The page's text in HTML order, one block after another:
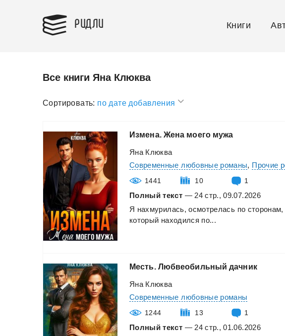
РИДЛИ Книги
Все книги Яна Клюква
Сортировать: по дате добавления
Измена. Жена моего мужа
Яна Клюква
Современные любовные романы, Прочие
1441 10 1
Полный текст — 24 стр., 09.07.2026
Я нахмурилась, осмотрелась по сторонам,
который находился по...
Месть. Любвеобильный дачник
Яна Клюква
Современные любовные романы
1244 13 1
Полный текст — 24 стр., 01.06.2026